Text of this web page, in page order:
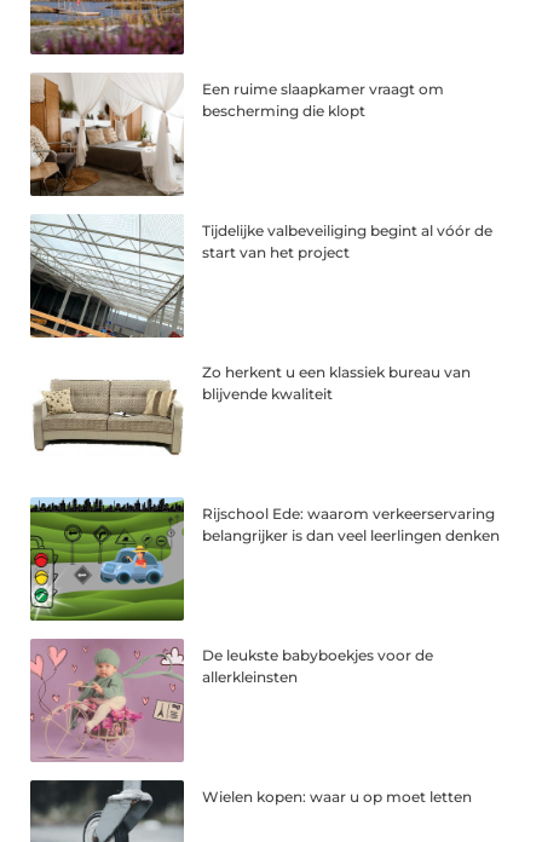
Een ruime slaapkamer vraagt om
bescherming die klopt
Tijdelijke valbeveiliging begint al vóór de
start van het project
Zo herkent u een klassiek bureau van
blijvende kwaliteit
Rijschool Ede: waarom verkeerservaring
belangrijker is dan veel leerlingen denken
De leukste babyboekjes voor de
allerkleinsten
Wielen kopen: waar u op moet letten